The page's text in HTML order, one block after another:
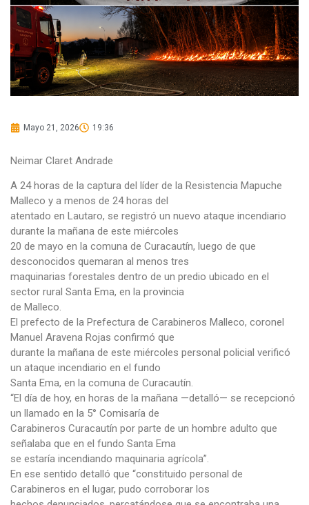
Mayo 21, 2026 19:36
Neimar Claret Andrade
A 24 horas de la captura del líder de la Resistencia Mapuche
Malleco y a menos de 24 horas del
atentado en Lautaro, se registró un nuevo ataque incendiario
durante la mañana de este miércoles
20 de mayo en la comuna de Curacautín, luego de que
desconocidos quemaran al menos tres
maquinarias forestales dentro de un predio ubicado en el
sector rural Santa Ema, en la provincia
de Malleco.
El prefecto de la Prefectura de Carabineros Malleco, coronel
Manuel Aravena Rojas confirmó que
durante la mañana de este miércoles personal policial verificó
un ataque incendiario en el fundo
Santa Ema, en la comuna de Curacautín.
“El día de hoy, en horas de la mañana —detalló— se recepcionó
un llamado en la 5° Comisaría de
Carabineros Curacautín por parte de un hombre adulto que
señalaba que en el fundo Santa Ema
se estaría incendiando maquinaria agrícola”.
En ese sentido detalló que “constituido personal de
Carabineros en el lugar, pudo corroborar los